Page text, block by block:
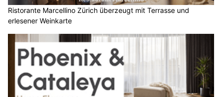
Ristorante Marcellino Zürich überzeugt mit Terrasse und
erlesener Weinkarte